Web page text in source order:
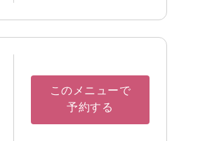
このメニューで
予約する